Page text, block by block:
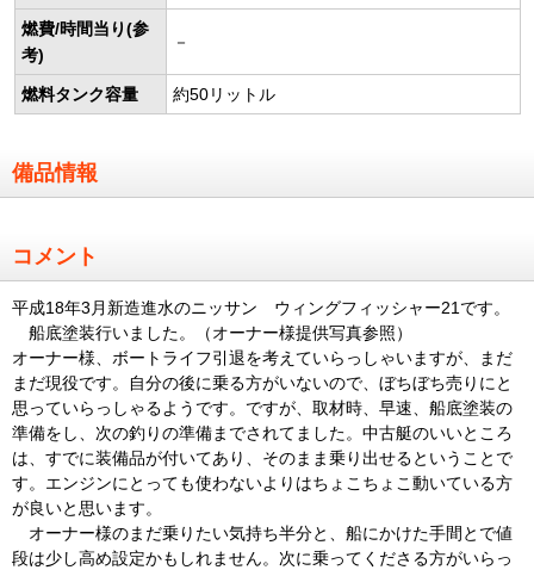
燃費/時間当り(参
考)
－
燃料タンク容量 約50リットル
備品情報
コメント
平成18年3月新造進水のニッサン ウィングフィッシャー21です。
船底塗装行いました。（オーナー様提供写真参照）
オーナー様、ボートライフ引退を考えていらっしゃいますが、まだ
まだ現役です。自分の後に乗る方がいないので、ぼちぼち売りにと
思っていらっしゃるようです。ですが、取材時、早速、船底塗装の
準備をし、次の釣りの準備までされてました。中古艇のいいところ
は、すでに装備品が付いてあり、そのまま乗り出せるということで
す。エンジンにとっても使わないよりはちょこちょこ動いている方
が良いと思います。
オーナー様のまだ乗りたい気持ち半分と、船にかけた手間とで値
段は少し高め設定かもしれません。次に乗ってくださる方がいらっ